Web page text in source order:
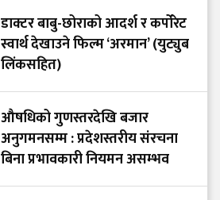
डाक्टर बाबु-छोराको आदर्श र कर्पोरेट
स्वार्थ देखाउने फिल्म ‘अरमान’ (युट्युब
लिंकसहित)
औषधिको गुणस्तरदेखि बजार
अनुगमनसम्म : प्रदेशस्तरीय संरचना
बिना प्रभावकारी नियमन असम्भव